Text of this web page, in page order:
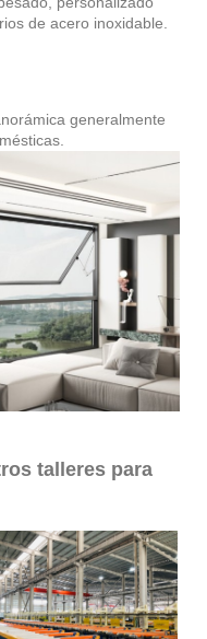
de acero inoxidable.
generalmente
talleres para